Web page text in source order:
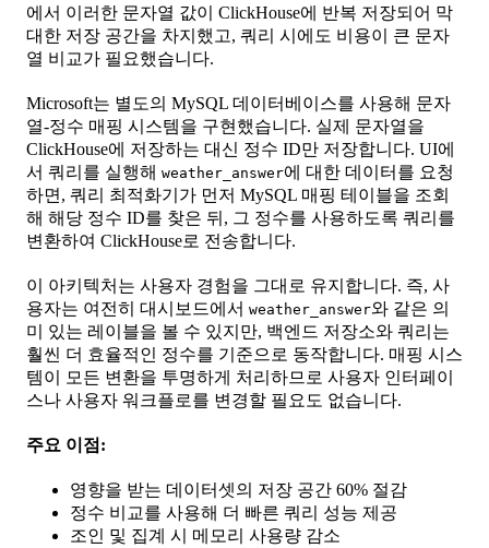
에서 이러한 문자열 값이 ClickHouse에 반복 저장되어 막
대한 저장 공간을 차지했고, 쿼리 시에도 비용이 큰 문자
열 비교가 필요했습니다.
Microsoft는 별도의 MySQL 데이터베이스를 사용해 문자
열-정수 매핑 시스템을 구현했습니다. 실제 문자열을
ClickHouse에 저장하는 대신 정수 ID만 저장합니다. UI에
서 쿼리를 실행해 weather_answer에 대한 데이터를 요청
하면, 쿼리 최적화기가 먼저 MySQL 매핑 테이블을 조회
해 해당 정수 ID를 찾은 뒤, 그 정수를 사용하도록 쿼리를
변환하여 ClickHouse로 전송합니다.
이 아키텍처는 사용자 경험을 그대로 유지합니다. 즉, 사
용자는 여전히 대시보드에서 weather_answer와 같은 의
미 있는 레이블을 볼 수 있지만, 백엔드 저장소와 쿼리는
훨씬 더 효율적인 정수를 기준으로 동작합니다. 매핑 시스
템이 모든 변환을 투명하게 처리하므로 사용자 인터페이
스나 사용자 워크플로를 변경할 필요도 없습니다.
주요 이점:
영향을 받는 데이터셋의 저장 공간 60% 절감
정수 비교를 사용해 더 빠른 쿼리 성능 제공
조인 및 집계 시 메모리 사용량 감소